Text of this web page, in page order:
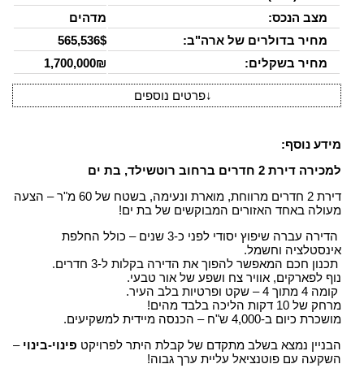
מצב הנכס:
מדהים
מחיר בדולרים של ארה"ב:
565,536$
מחיר בשקלים:
1,700,000₪
↓פרטים נוספים
מידע נוסף:
למכירה דירת 2 חדרים ברחוב רוטשילד, בת ים
דירת 2 חדרים מרווחת, מוארת ונעימה, בשטח של 60 מ"ר – הצעה
מעולה באחד האזורים המבוקשים של בת ים!
הדירה עברה שיפוץ יסודי לפני כ-3 שנים – כולל החלפת
אינסטלציה וחשמל.
תכנון חכם המאפשר להפוך את הדירה בקלות ל-3 חדרים.
נוף לפארקים, אוויר צח ושפע של אור טבעי.
קומה 4 מתוך 4 – שקט ופרטיות בלב העיר.
מרחק של 10 דקות הליכה בלבד מהים!
מושכרת כיום ב-4,000 ש"ח – הכנסה מיידית למשקיעים.
הבניין נמצא בשלב מתקדם של קבלת היתר לפרויקט פינוי-בינוי –
השקעה עם פוטנציאל עליית ערך גבוה!